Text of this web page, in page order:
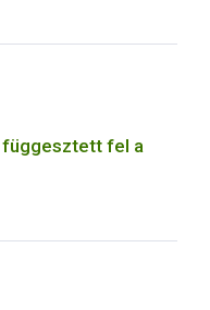
fel a